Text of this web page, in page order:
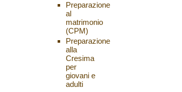
Preparazione
al
matrimonio
(CPM)
Preparazione
alla
Cresima
per
giovani e
adulti